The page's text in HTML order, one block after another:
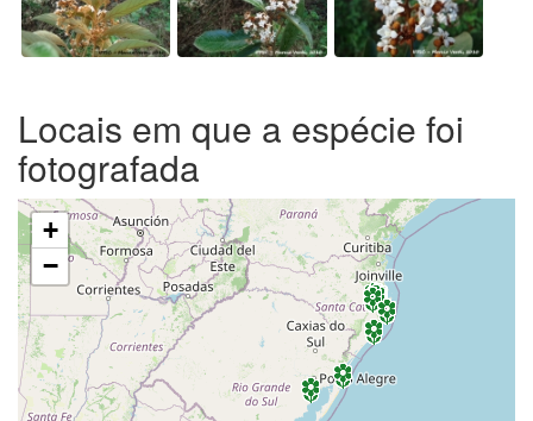
Locais em que a espécie foi
fotografada
+
−